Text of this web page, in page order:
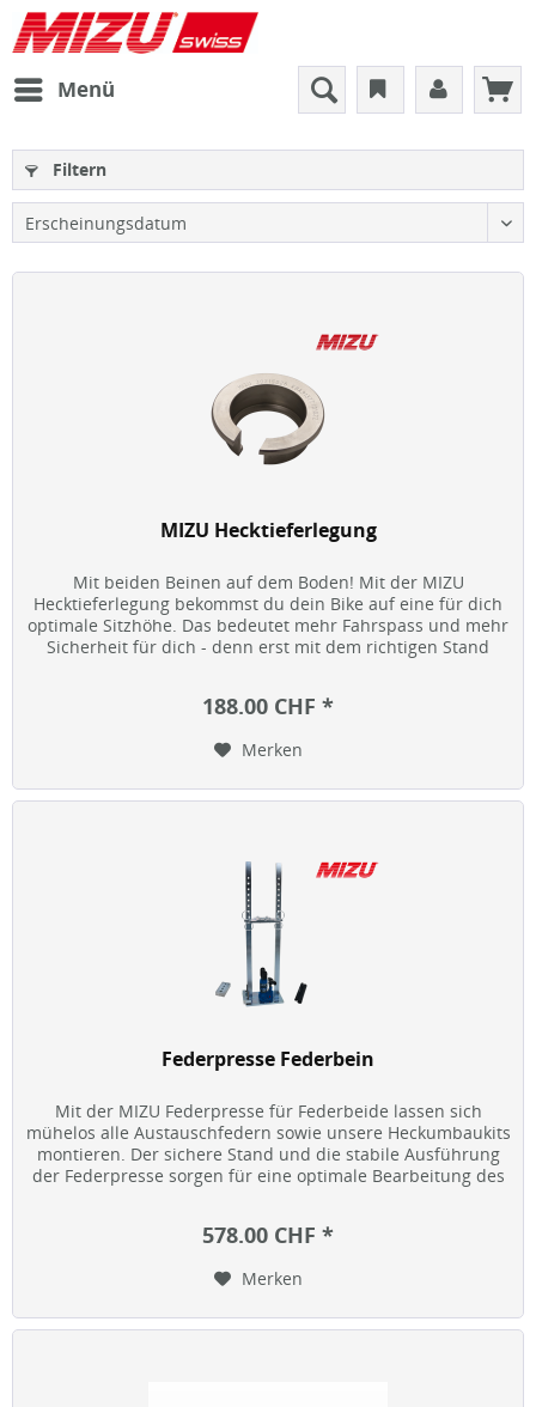
Menü
Filtern
MIZU Hecktieferlegung
Mit beiden Beinen auf dem Boden! Mit der MIZU
Hecktieferlegung bekommst du dein Bike auf eine für dich
optimale Sitzhöhe. Das bedeutet mehr Fahrspass und mehr
Sicherheit für dich - denn erst mit dem richtigen Stand
188.00 CHF *
Merken
Federpresse Federbein
Mit der MIZU Federpresse für Federbeide lassen sich
mühelos alle Austauschfedern sowie unsere Heckumbaukits
montieren. Der sichere Stand und die stabile Ausführung
der Federpresse sorgen für eine optimale Bearbeitung des
578.00 CHF *
Merken